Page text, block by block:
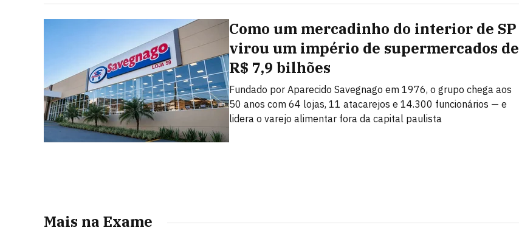
Como um mercadinho do interior de SP
virou um império de supermercados de
R$ 7,9 bilhões
Fundado por Aparecido Savegnago em 1976, o grupo chega aos
50 anos com 64 lojas, 11 atacarejos e 14.300 funcionários — e
lidera o varejo alimentar fora da capital paulista
Mais na Exame